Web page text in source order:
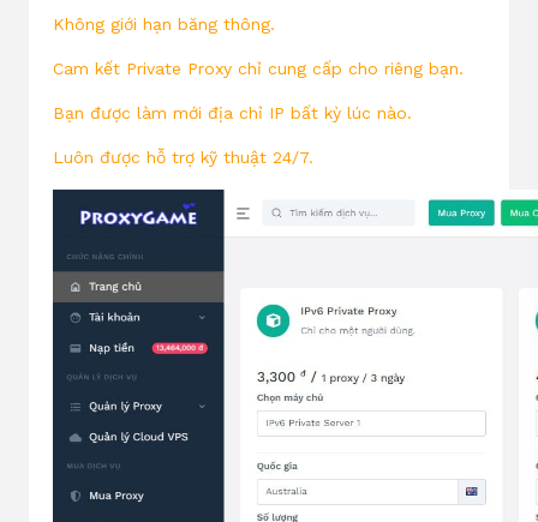
Không giới hạn băng thông.
Cam kết Private Proxy chỉ cung cấp cho riêng bạn.
Bạn được làm mới địa chỉ IP bất kỳ lúc nào.
Luôn được hỗ trợ kỹ thuật 24/7.